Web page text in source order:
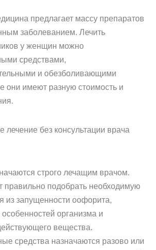
предлагает массу препаратов
заболеванием. Лечить
у женщин можно
средствами,
и обезболивающими
они имеют разную стоимость и
лечение без консультации врача
строго лечащим врачом.
правильно подобрать необходимую
из запущенности оофорита,
организма и
вещества.
средства назначаются разово или